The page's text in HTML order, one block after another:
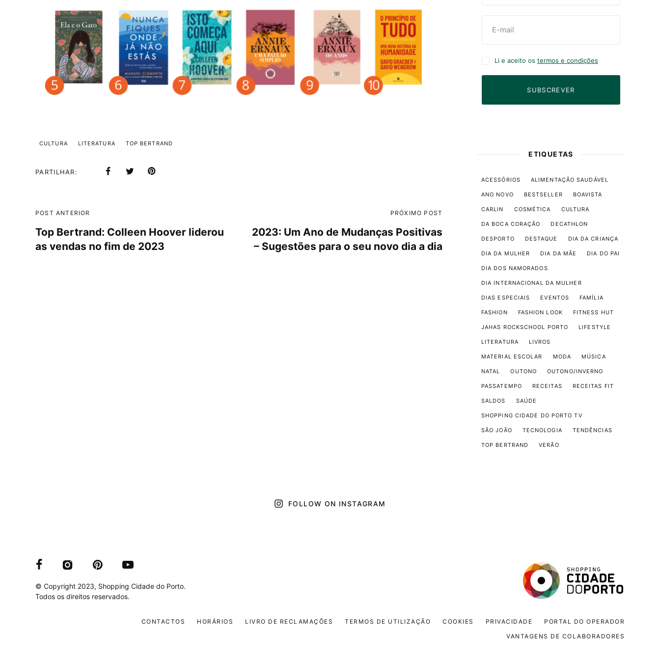
CULTURA LITERATURA TOP BERTRAND
PARTILHAR
POST ANTERIOR
Top Bertrand: Colleen Hoover liderou
as vendas no fim de 2023
PRÓXIMO POST
2023: Um Ano de Mudanças Positivas
– Sugestões para o seu novo dia a dia
Li e aceito os termos e condições
SUBSCREVER
ETIQUETAS
ACESSÓRIOS ALIMENTAÇÃO SAUDÁVEL
ANO NOVO BESTSELLER BOAVISTA
CARLIN COSMÉTICA CULTURA
DA BOCA CORAÇÃO DECATHLON
DESPORTO DESTAQUE DIA DA CRIANÇA
DIA DA MULHER DIA DA MÃE DIA DO PAI
DIA DOS NAMORADOS
DIA INTERNACIONAL DA MULHER
DIAS ESPECIAIS EVENTOS FAMÍLIA
FASHION FASHION LOOK FITNESS HUT
JAHAS ROCKSCHOOL PORTO LIFESTYLE
LITERATURA LIVROS
MATERIAL ESCOLAR MODA MÚSICA
NATAL OUTONO OUTONO/INVERNO
PASSATEMPO RECEITAS RECEITAS FIT
SALDOS SAÚDE
SHOPPING CIDADE DO PORTO TV
SÃO JOÃO TECNOLOGIA TENDÊNCIAS
TOP BERTRAND VERÃO
FOLLOW ON INSTAGRAM
© Copyright 2023, Shopping Cidade do Porto.
Todos os direitos reservados.
CONTACTOS HORÁRIOS LIVRO DE RECLAMAÇÕES TERMOS DE UTILIZAÇÃO COOKIES PRIVACIDADE PORTAL DO OPERADOR
VANTAGENS DE COLABORADORES